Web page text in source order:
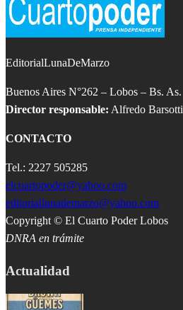
EditorialLunaDeMarzo
Buenos Aires N°262 – Lobos – Bs. As.
Director responsable: Alfredo Barsotti
CONTACTO
Tel.: 2227 505285
elcuartopoder@yahoo.com
editoriallunademarzo@yahoo.com
Copyright © El Cuarto Poder Lobos
DNRA en trámite
Actualidad